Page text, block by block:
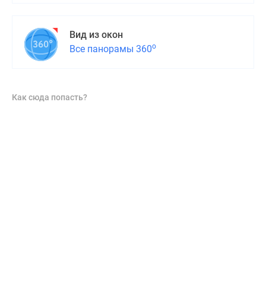
Вид из окон
Все панорамы 360о
Как сюда попасть?